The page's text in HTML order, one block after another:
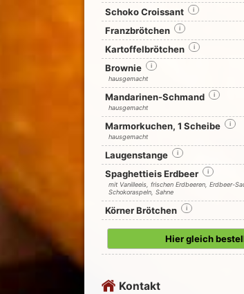
Schoko Croissant i
Franzbrötchen
i
Kartoffelbrötchen
i
Brownie
i
hausgemacht
Mandarinen-Schmand i
hausgemacht
Marmorkuchen, 1 Scheibe i
hausgemacht
Laugenstange i
Spaghettieis Erdbeer
i
mit Vanilleeis, frischen Erdbeeren, Erdbeer-
Schokoraspeln, Sahne
Körner Brötchen i
Hier gleich
Kontakt